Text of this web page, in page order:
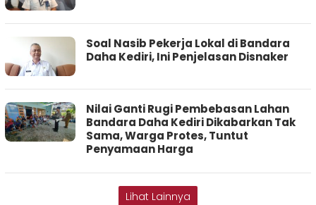
Soal Nasib Pekerja Lokal di Bandara
Daha Kediri, Ini Penjelasan Disnaker
Nilai Ganti Rugi Pembebasan Lahan
Bandara Daha Kediri Dikabarkan Tak
Sama, Warga Protes, Tuntut
Penyamaan Harga
Lihat Lainnya